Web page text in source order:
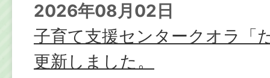
2026年08月02日
子育て支援センタークオラ「
更新しました。